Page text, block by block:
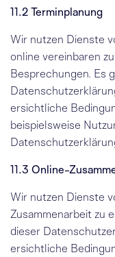
11.2 Terminplanung
Wir nutzen Dienste
online vereinbaren
Besprechungen. Es
ersichtliche
beispielsweise
11.3 Online-
Wir nutzen Dienste
Zusammenarbeit zu
dieser
ersichtliche